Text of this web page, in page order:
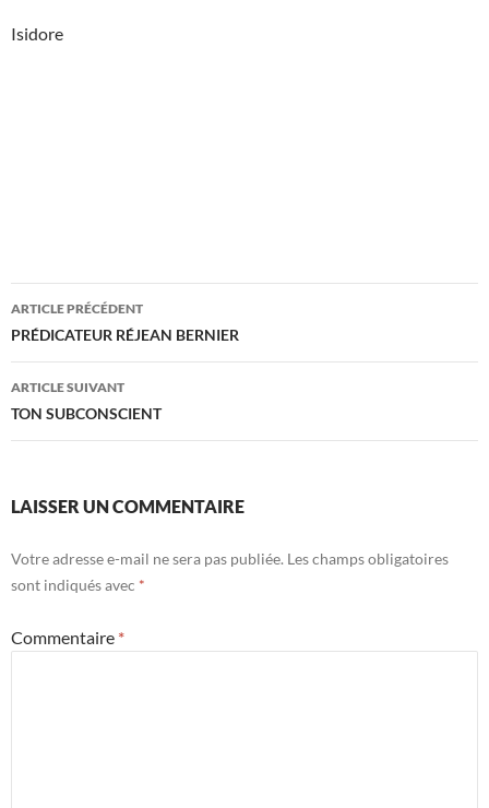
Isidore
Navigation
des
articles
ARTICLE PRÉCÉDENT
PRÉDICATEUR RÉJEAN BERNIER
ARTICLE SUIVANT
TON SUBCONSCIENT
LAISSER UN COMMENTAIRE
Votre adresse e-mail ne sera pas publiée. Les champs obligatoires
sont indiqués avec *
Commentaire *